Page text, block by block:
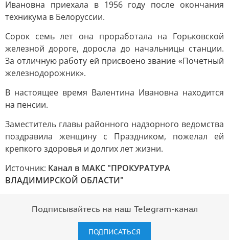
Ивановна приехала в 1956 году после окончания
техникума в Белоруссии.
Сорок семь лет она проработала на Горьковской
железной дороге, доросла до начальницы станции.
За отличную работу ей присвоено звание «Почетный
железнодорожник».
В настоящее время Валентина Ивановна находится
на пенсии.
Заместитель главы районного надзорного ведомства
поздравила женщину с Праздником, пожелал ей
крепкого здоровья и долгих лет жизни.
Источник: Канал в МАКС "ПРОКУРАТУРА
ВЛАДИМИРСКОЙ ОБЛАСТИ"
Подписывайтесь на наш Telegram-канал
ПОДПИСАТЬСЯ